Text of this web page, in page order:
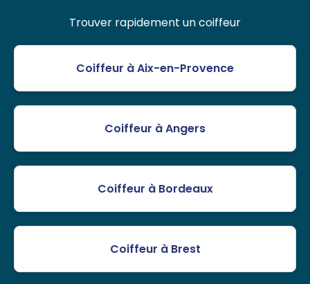
Trouver rapidement un coiffeur
Coiffeur à Aix-en-Provence
Coiffeur à Angers
Coiffeur à Bordeaux
Coiffeur à Brest